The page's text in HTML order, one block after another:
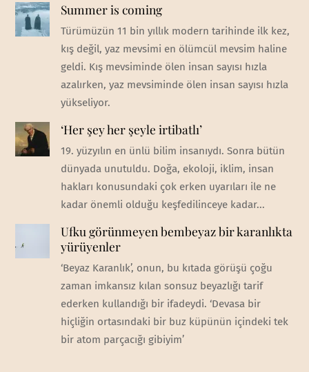
Summer is coming
Türümüzün 11 bin yıllık modern tarihinde ilk kez,
kış değil, yaz mevsimi en ölümcül mevsim haline
geldi. Kış mevsiminde ölen insan sayısı hızla
azalırken, yaz mevsiminde ölen insan sayısı hızla
yükseliyor.
‘Her şey her şeyle irtibatlı’
19. yüzyılın en ünlü bilim insanıydı. Sonra bütün
dünyada unutuldu. Doğa, ekoloji, iklim, insan
hakları konusundaki çok erken uyarıları ile ne
kadar önemli olduğu keşfedilinceye kadar...
Ufku görünmeyen bembeyaz bir karanlıkta
yürüyenler
‘Beyaz Karanlık’, onun, bu kıtada görüşü çoğu
zaman imkansız kılan sonsuz beyazlığı tarif
ederken kullandığı bir ifadeydi. ‘Devasa bir
hiçliğin ortasındaki bir buz küpünün içindeki tek
bir atom parçacığı gibiyim’